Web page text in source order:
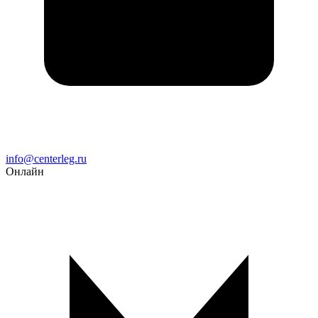
Email
info@centerleg.ru
Онлайн